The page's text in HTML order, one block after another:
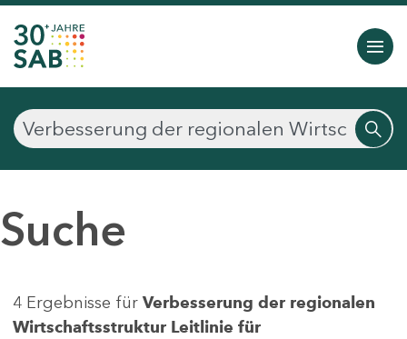
Suche
4 Ergebnisse für Verbesserung der regionalen
Wirtschaftsstruktur Leitlinie für